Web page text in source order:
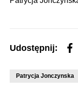
Udostępnij:
Patrycja Jonczynska